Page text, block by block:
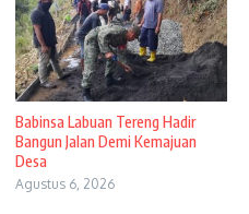
Babinsa Labuan Tereng Hadir
Bangun Jalan Demi Kemajuan
Desa
Agustus 6, 2026